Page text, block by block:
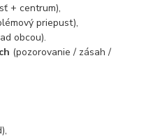
+ centrum),
priepust),
obcou).
(pozorovanie / zásah /